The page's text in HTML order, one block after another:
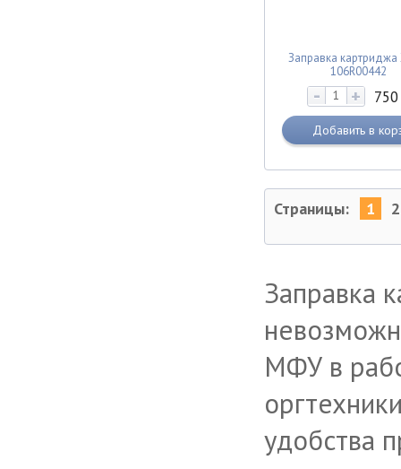
Заправка картриджа
106R00442
- +
Добавить в
Страницы: 1 2
Заправка
МФУ в
удобства